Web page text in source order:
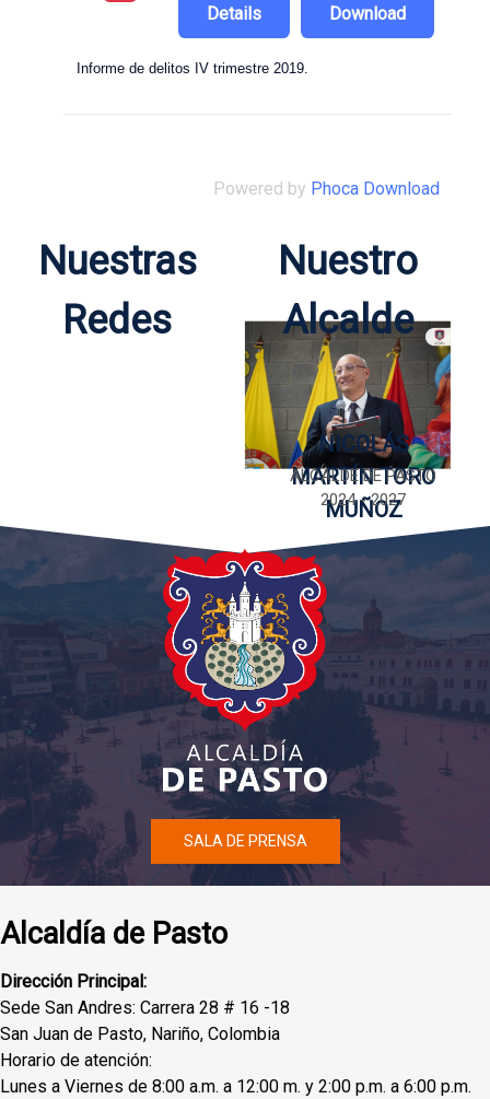
Download
Details
Informe de delitos IV trimestre 2019.
Powered by Phoca Download
Nuestras
Redes
NICOLÁS
MARTÍN TORO
MUÑOZ
ALCALDE DE PASTO
2024 - 2027
Nuestro
Alcalde
SALA DE PRENSA
Alcaldía de Pasto
Dirección Principal:
Sede San Andres: Carrera 28 # 16 -18
San Juan de Pasto, Nariño, Colombia
Horario de atención:
Lunes a Viernes de 8:00 a.m. a 12:00 m. y 2:00 p.m. a 6:00 p.m.